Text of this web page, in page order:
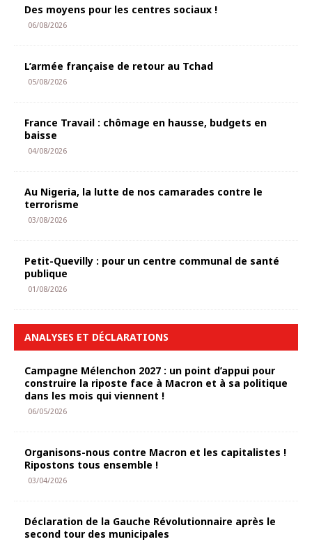
Des moyens pour les centres sociaux !
06/08/2026
L’armée française de retour au Tchad
05/08/2026
France Travail : chômage en hausse, budgets en
baisse
04/08/2026
Au Nigeria, la lutte de nos camarades contre le
terrorisme
03/08/2026
Petit-Quevilly : pour un centre communal de santé
publique
01/08/2026
ANALYSES ET DÉCLARATIONS
Campagne Mélenchon 2027 : un point d’appui pour
construire la riposte face à Macron et à sa politique
dans les mois qui viennent !
06/05/2026
Organisons-nous contre Macron et les capitalistes !
Ripostons tous ensemble !
03/04/2026
Déclaration de la Gauche Révolutionnaire après le
second tour des municipales